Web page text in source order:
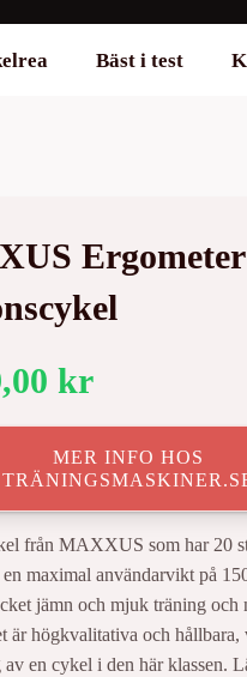
Bäst i test
kr
MER INFO HOS
från MAXXUS som har 20
maximal användarvikt på
jämn och mjuk träning och
är högkvalitativa och hållbara,
av en cykel i den här klassen.